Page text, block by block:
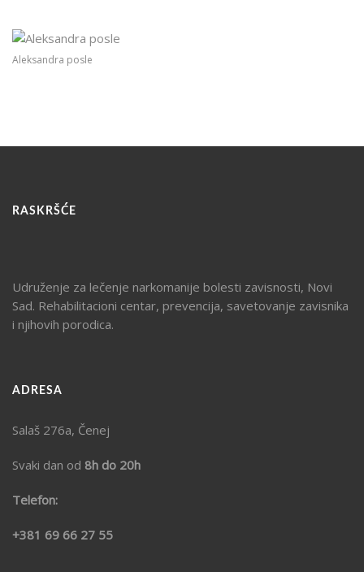
Aleksandra posle
RASKRŠĆE
Udruženje za lečenje narkomanije bolesti zavisnosti, Novi
Sad. Rehabilitacioni centar, prevencija, savetovanje zavisnika
i njihovih porodica.
ADRESA
Salaš 276a, Čenej
Svaki dan od 8h do 20h
Telefon:
+381 69 66 27 55